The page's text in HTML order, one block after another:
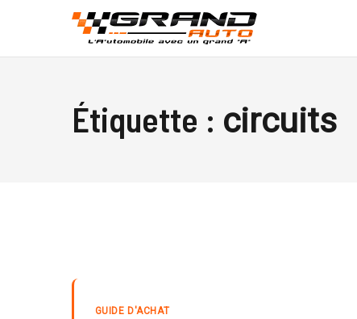
Étiquette : circuits
GUIDE D'ACHAT